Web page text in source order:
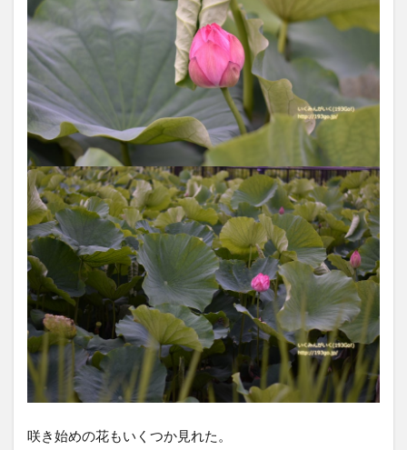
咲き始めの花もいくつか見れた。